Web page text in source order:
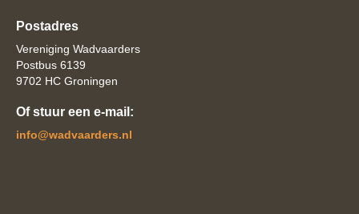
Postadres
Vereniging Wadvaarders
Postbus 6139
9702 HC Groningen
Of stuur een e-mail:
ofni@wadvaarders.nl